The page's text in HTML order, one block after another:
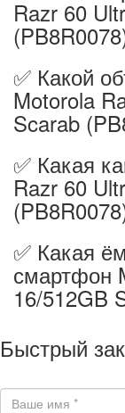
Razr 60
✅ Какой
Motorola
Scarab
✅ Какая
Razr 60
✅ Какая
смартфон
16/512GB
Быстрый